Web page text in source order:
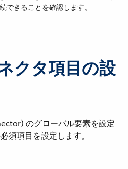
できることを確認します。
クタ項目の設
のグローバル要素を設定
須項目を設定します。